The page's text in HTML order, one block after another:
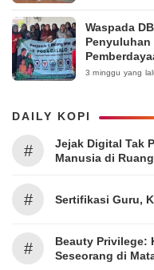
Waspada
Penyuluhan
Surabaya
3 minggu yang
DAILY KOPI
#
Jejak Digital Tak
Manusia di
# Sertifikasi Guru,
#
Beauty Privilege:
Seseorang di